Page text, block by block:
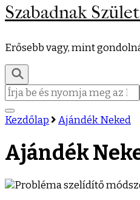
Szabadnak
Erősebb vagy, mint
Keresés:
Kezdőlap Ajándék Neked
Ajándék